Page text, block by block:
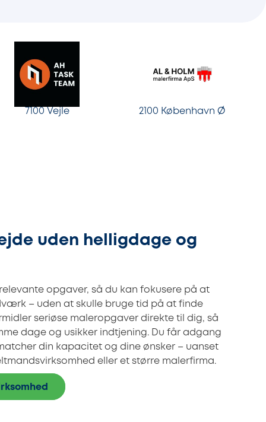
7100 Vejle 2100 København Ø
uden helligdage og
opgaver, så du kan fokusere på at
– uden at skulle bruge tid på at finde
seriøse maleropgaver direkte til dig, så
dage og usikker indtjening. Du får adgang
din kapacitet og dine ønsker – uanset
eller et større malerfirma.